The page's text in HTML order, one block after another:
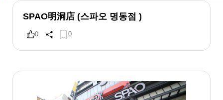
SPAO明洞店 (스파오 명동점 )
0 0